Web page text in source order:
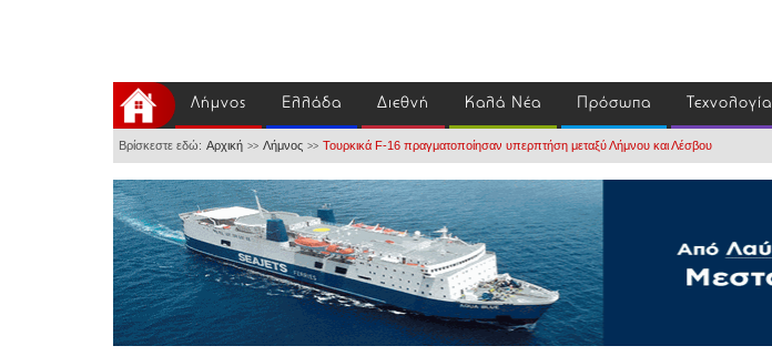
Λήμνος Ελλάδα Διεθνή Καλά Νέα Πρόσωπα Τεχνολογία
Βρίσκεστε εδώ: Αρχική >> Λήμνος >> Τουρκικά F-16 πραγματοποίησαν υπερπτήση μεταξύ Λήμνου και Λέσβου